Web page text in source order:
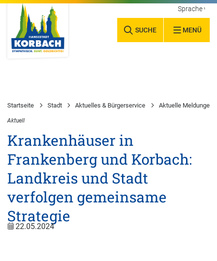
SUCHE MENÜ
Sprache
Startseite Stadt Aktuelles & Bürgerservice Aktuelle Meldungen
Aktuell
Krankenhäuser in
Frankenberg und Korbach:
Landkreis und Stadt
verfolgen gemeinsame
Strategie
22.05.2024